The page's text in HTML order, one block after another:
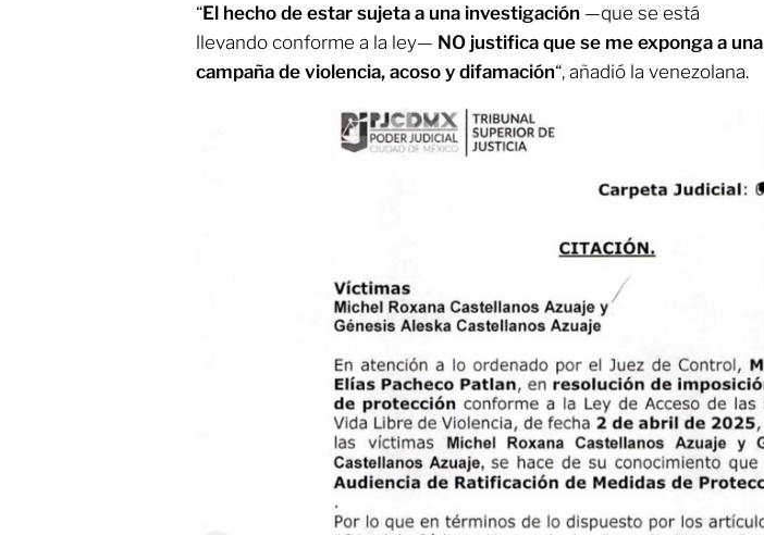
“El hecho de estar sujeta a una investigación —que se está
llevando conforme a la ley— NO justifica que se me exponga a una
campaña de violencia, acoso y difamación“, añadió la venezolana.